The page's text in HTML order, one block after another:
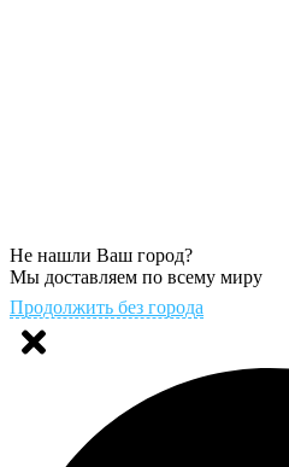
Не нашли Ваш город?
Мы доставляем по всему миру
Продолжить без города